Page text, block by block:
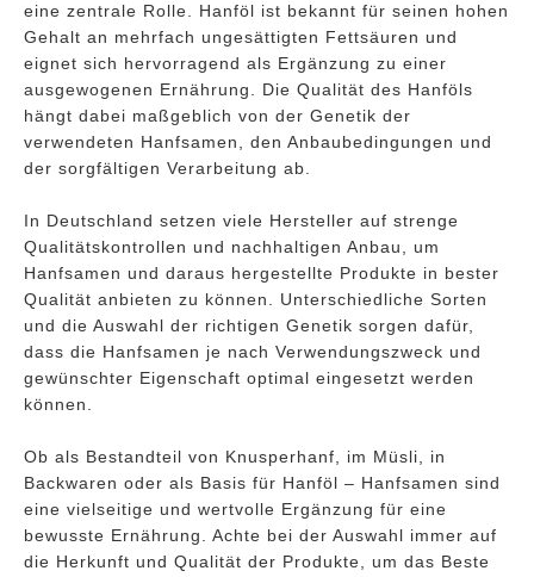
eine zentrale Rolle. Hanföl ist bekannt für seinen hohen
Gehalt an mehrfach ungesättigten Fettsäuren und
eignet sich hervorragend als Ergänzung zu einer
ausgewogenen Ernährung. Die Qualität des Hanföls
hängt dabei maßgeblich von der Genetik der
verwendeten Hanfsamen, den Anbaubedingungen und
der sorgfältigen Verarbeitung ab.
In Deutschland setzen viele Hersteller auf strenge
Qualitätskontrollen und nachhaltigen Anbau, um
Hanfsamen und daraus hergestellte Produkte in bester
Qualität anbieten zu können. Unterschiedliche Sorten
und die Auswahl der richtigen Genetik sorgen dafür,
dass die Hanfsamen je nach Verwendungszweck und
gewünschter Eigenschaft optimal eingesetzt werden
können.
Ob als Bestandteil von Knusperhanf, im Müsli, in
Backwaren oder als Basis für Hanföl – Hanfsamen sind
eine vielseitige und wertvolle Ergänzung für eine
bewusste Ernährung. Achte bei der Auswahl immer auf
die Herkunft und Qualität der Produkte, um das Beste